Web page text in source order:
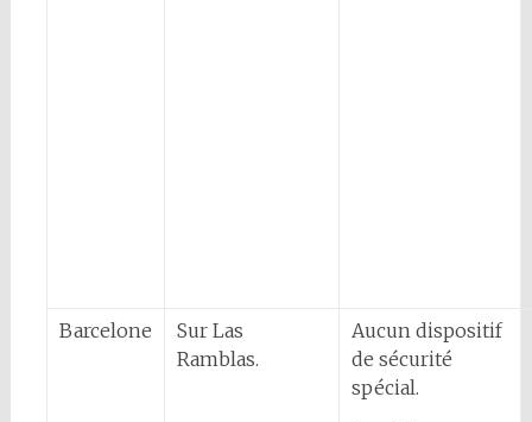
Barcelone
Sur Las
Ramblas.
Aucun dispositif
de sécurité
spécial.